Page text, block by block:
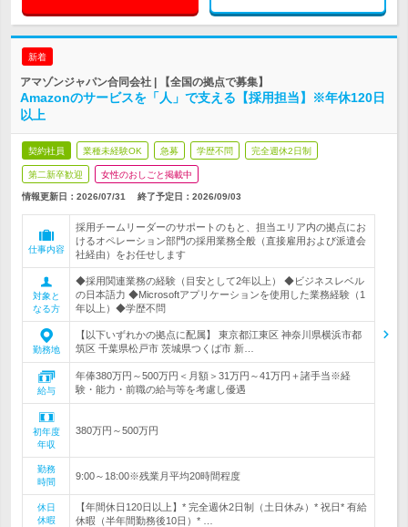
新着
アマゾンジャパン合同会社 | 【全国の拠点で募集】
Amazonのサービスを「人」で支える【採用担当】※年休120日
以上
契約社員 業種未経験OK 急募 学歴不問 完全週休2日制
第二新卒歓迎 女性のおしごと掲載中
情報更新日：2026/07/31 終了予定日： 2026/09/03
仕事内容
採用チームリーダーのサポートのもと、担当エリア内の拠点にお
けるオペレーション部門の採用業務全般（直接雇用および派遣会
社経由）をお任せします
対象と
なる方
◆採用関連業務の経験（目安として2年以上） ◆ビジネスレベル
の日本語力 ◆Microsoftアプリケーションを使用した業務経験（1
年以上）◆学歴不問
勤務地
【以下いずれかの拠点に配属】 東京都江東区 神奈川県横浜市都
筑区 千葉県松戸市 茨城県つくば市 新…
給与
年俸380万円～500万円＜月額＞31万円～41万円＋諸手当※経
験・能力・前職の給与等を考慮し優遇
初年度
年収
380万円～500万円
勤務
時間
9:00～18:00※残業月平均20時間程度
休日
休暇
【年間休日120日以上】* 完全週休2日制（土日休み）* 祝日* 有給
休暇（半年間勤務後10日）* …